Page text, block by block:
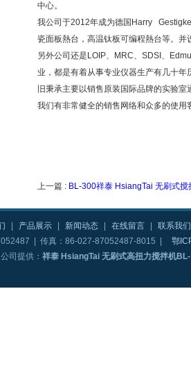
中心。
我公司于2012年成为德国Harry
瓷面板熱台，高温钛板可编程熱台等。
另外公司还是LOIP、MRC、SDSI、
业，都是有着从事专业仪器生产有几十
旧秉承主要以销售原装国际品牌的实验
我们有非常健全的销售网络和众多的使
上一篇 : BL-300祥泰 HsiangTai 无刷式搅
产品展示 新闻动态 在线留言
联系我们
| 传真：86-027-87052487-8015 |
鄂
司提供： 祥泰 HsiangTai 无刷式高扭力搅拌机